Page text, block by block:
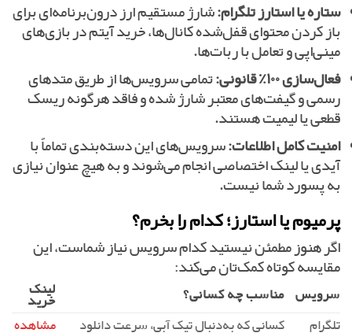
ستاره یا استارز تلگرام:شارژ مستقیم ارز درون‌برنامه‌ای برای
باز کردن محتوای قفل‌شده کانال‌ها، خرید آیتم در بازی‌های
مینی‌اپی و تعامل با ربات‌ها.
فعال‌سازی ۱۰۰٪ قانونی:
تمامی سرویس‌ها از طریق متدهای
رسمی و گیفت‌های معتبر شارژ شده و فاقد هرگونه ریسک
قطعی یا لیمیت هستند.
امنیت کامل اطلاعات:سرویس‌های این دسته‌بندی تماماً با
آیدی یا لینک اختصاصی انجام می‌شوند و به هیچ عنوان نیازی
به پسورد شما نیست.
پرمیوم یا استارز؛ کدام را بخرم؟
اگر هنوز مطمئن نیستید کدام سرویس نیاز شماست، این
مقایسه کوتاه کمک‌تان می‌کند:
سرویس مناسب چه کسانی؟ لینک
خرید
تلگرام
کسانی که به‌دنبال تیک آبی، سرعت دانلود مشاهده